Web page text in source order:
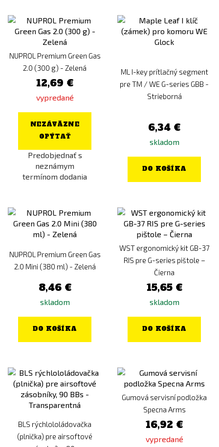
NUPROL Premium Green Gas
2.0 (300 g) - Zelená
12,69 €
vypredané
NEZÁVÄZNE
OPÝTAŤ
Predobjednať s
neznámym
termínom dodania
ML I-key prítlačný segment
pre TM / WE G-series GBB -
Strieborná
6,34 €
skladom
DO KOŠÍKA
NUPROL Premium Green Gas
2.0 Mini (380 ml) - Zelená
8,46 €
skladom
DO KOŠÍKA
WST ergonomický kit GB-37
RIS pre G-series pištole –
Čierna
15,65 €
skladom
DO KOŠÍKA
BLS rýchlololádovačka
(plnička) pre airsoftové
Gumová servisní podložka
Specna Arms
16,92 €
vypredané